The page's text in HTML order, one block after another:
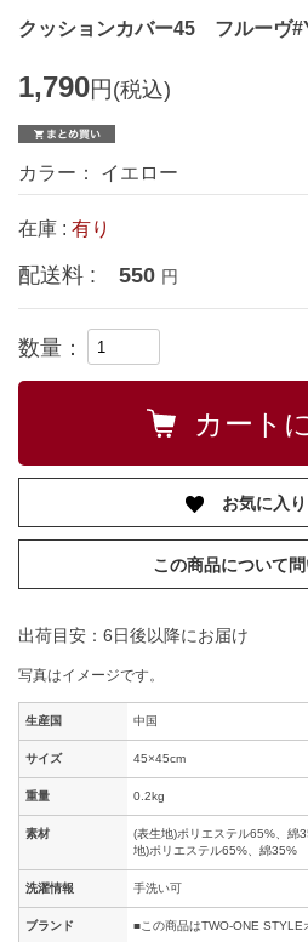
クッションカバー45 フルーヴ
1,790円 (税込)
カラー： イエロー
在庫 : 有り
配送料 : 550 円
数量：
お気に入
この商品について
出荷目安：6日後以降にお届け
写真はイメージです。
生産国 中国
サイズ 45×45cm
重量 0.2kg
素材
(表生地)ポリエステル65%、綿
地)ポリエステル65%、綿35%
洗濯情報 手洗い可
ブランド ■この商品はTWO-ONE STYLE